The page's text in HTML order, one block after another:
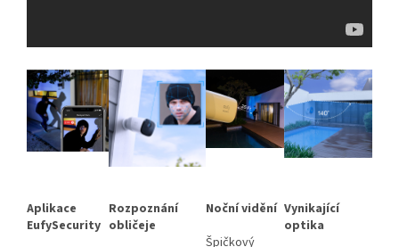
Aplikace
EufySecurity
Rozpoznání
obličeje
Noční vidění
Špičkový
Vynikající
optika